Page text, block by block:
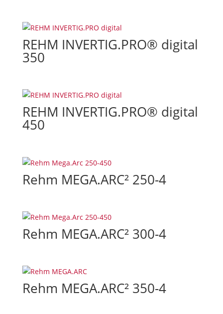
REHM INVERTIG.PRO® digital
350
REHM INVERTIG.PRO® digital
450
Rehm MEGA.ARC² 250-4
Rehm MEGA.ARC² 300-4
Rehm MEGA.ARC² 350-4